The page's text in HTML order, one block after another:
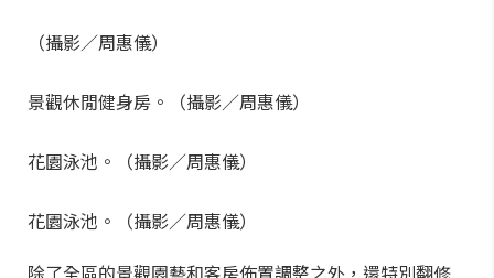
（攝影／周惠儀）
景觀休閒健身房。（攝影／周惠儀）
花園泳池。（攝影／周惠儀）
花園泳池。（攝影／周惠儀）
除了全區的景觀園藝和客房佈置調整之外，還特別翻修